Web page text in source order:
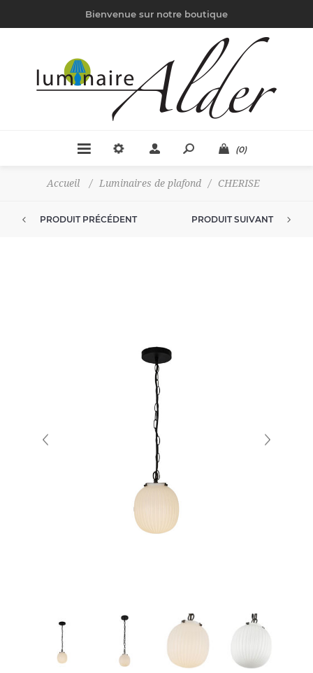
Bienvenue sur notre boutique
(0)
Accueil / Luminaires de plafond / CHERISE
PRODUIT PRÉCÉDENT PRODUIT SUIVANT